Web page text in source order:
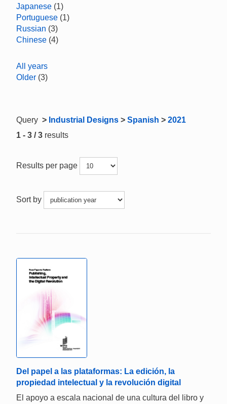
Japanese (1)
Portuguese (1)
Russian (3)
Chinese (4)
All years
Older (3)
Query > Industrial Designs > Spanish > 2021
1 - 3 / 3 results
Results per page
Sort by
Del papel a las plataformas: La edición, la
propiedad intelectual y la revolución digital
El apoyo a escala nacional de una cultura del libro y